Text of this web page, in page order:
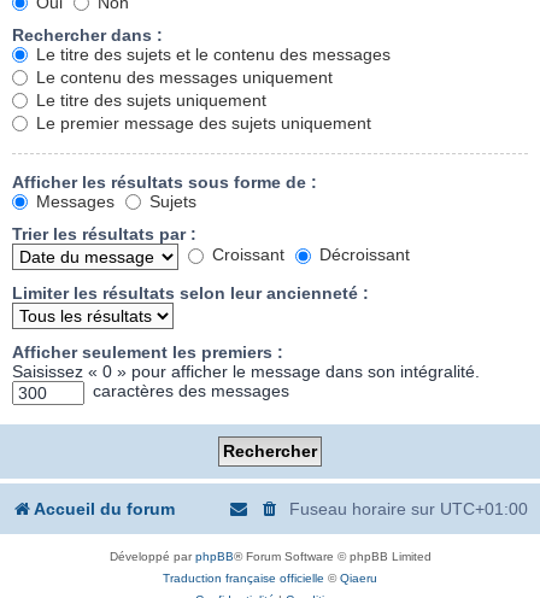
Rechercher dans :
Le titre des sujets et le contenu des messages
Le contenu des messages uniquement
Le titre des sujets uniquement
Le premier message des sujets uniquement
Afficher les résultats sous forme de :
Messages
Sujets
Trier les résultats par :
Croissant
Décroissant
Limiter les résultats selon leur ancienneté :
Afficher seulement les premiers :
Saisissez « 0 » pour afficher le message dans son intégralité.
caractères des messages
Accueil du forum Fuseau horaire sur UTC+01:00
Développé parphpBB® Forum Software © phpBB Limited
Traduction française officielle ©Qiaeru